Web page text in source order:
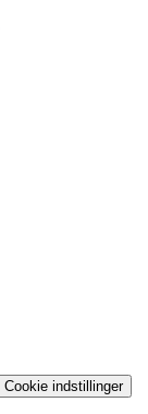
Cookie indstillinger